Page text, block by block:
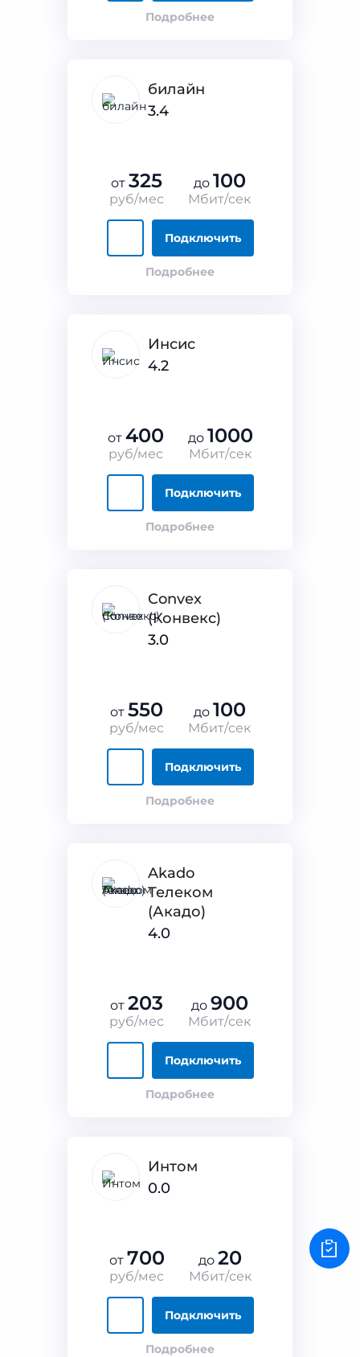
Подробнее
билайн
3.4
от 325
руб/мес
до 100
Мбит/сек
Подключить
Подробнее
Инсис
4.2
от 400
руб/мес
до 1000
Мбит/сек
Подключить
Подробнее
Convex
(Конвекс)
3.0
от 550
руб/мес
до 100
Мбит/сек
Подключить
Подробнее
Akado
Телеком
(Акадо)
4.0
от 203
руб/мес
до 900
Мбит/сек
Подключить
Подробнее
Интом
0.0
от 700
руб/мес
до 20
Мбит/сек
Подключить
Подробнее